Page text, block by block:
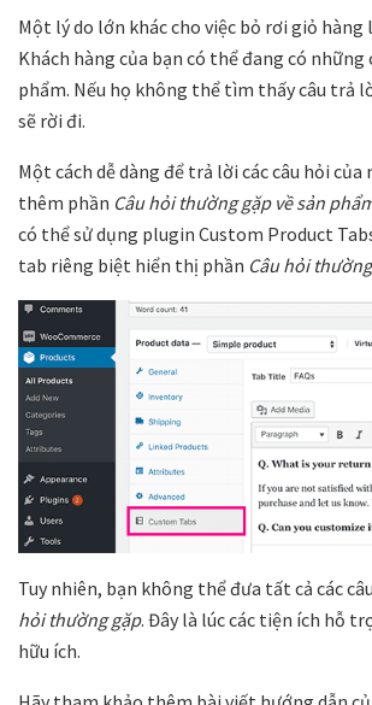
Một lý do lớn khác cho việc bỏ rơi giỏ
Khách hàng của bạn có thể đang có những
phẩm. Nếu họ không thể tìm thấy câu trả
sẽ rời đi.
Một cách dễ dàng để trả lời các câu hỏi của
thêm phần Câu hỏi thường gặp về sản
có thể sử dụng plugin Custom Product
tab riêng biệt hiển thị phần Câu hỏi
Tuy nhiên, bạn không thể đưa tất cả các
hỏi thường gặp. Đây là lúc các tiện ích hỗ
hữu ích.